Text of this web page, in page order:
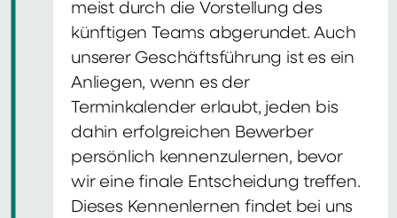
meist durch die Vorstellung des
künftigen Teams abgerundet. Auch
unserer Geschäftsführung ist es ein
Anliegen, wenn es der
Terminkalender erlaubt, jeden bis
dahin erfolgreichen Bewerber
persönlich kennenzulernen, bevor
wir eine finale Entscheidung treffen.
Dieses Kennenlernen findet bei uns